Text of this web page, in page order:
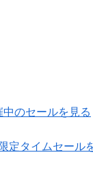
のセールを見る
定タイムセール